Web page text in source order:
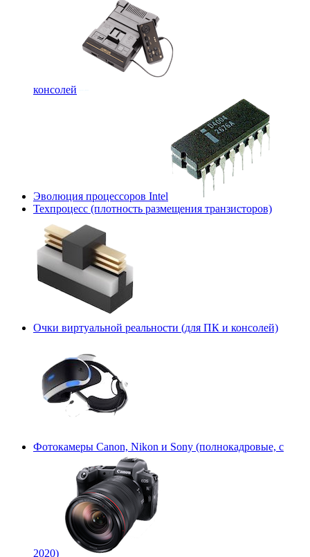
консолей
Эволюция процессоров Intel
Техпроцесс (плотность размещения транзисторов)
Очки виртуальной реальности (для ПК и консолей)
Фотокамеры Canon, Nikon и Sony (полнокадровые, с
2020)